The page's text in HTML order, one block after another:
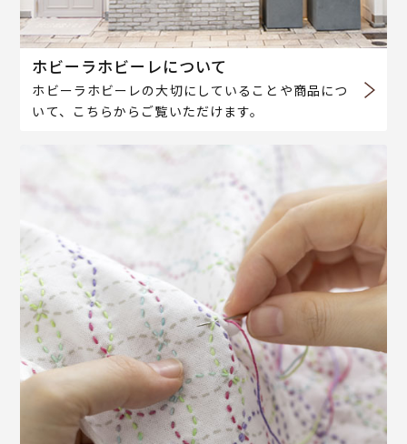
ホビーラホビーレについて
ホビーラホビーレの大切にしていることや商品につ
いて、こちらからご覧いただけます。